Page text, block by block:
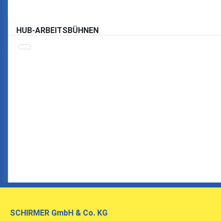
HUB-ARBEITSBÜHNEN
SCHIRMER GmbH & Co. KG